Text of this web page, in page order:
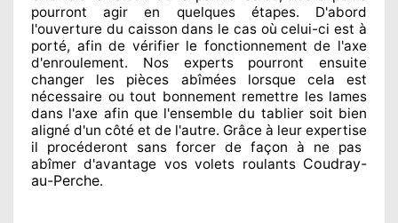
pourront agiren quelques étapes. D'abord
l'ouverture du caisson dans le cas où celui-ci est à
porté, afin de vérifier le fonctionnement de l'axe
d'enroulement. Nos expertspourront ensuite
changer les pièces abîméeslorsque cela est
nécessaire ou tout bonnement remettre les lames
dans l'axe afin que l'ensemble du tablier soit bien
aligné d'un côté et de l'autre. Grâce à leur expertise
il procéderont sans forcer de façon à ne pas
abîmer d'avantage vos volets roulants Coudray-
au-Perche.